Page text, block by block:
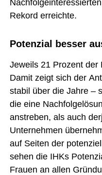
Rekord erreichte.
Potenzial besser
Jeweils 21 Prozent der
Damit zeigt sich der
stabil über die Jahre –
die eine
anstreben, als auch
Unternehmen
auf Seiten der
sehen die IHKs
Frauen an allen